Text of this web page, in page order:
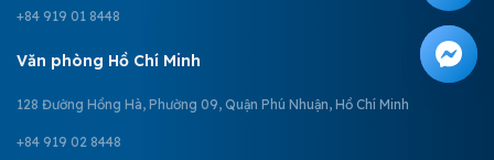
+84 919 01 8448
Văn phòng Hồ Chí Minh
128 Đường Hồng Hà, Phường 09, Quận Phú Nhuận, Hồ Chí Minh
+84 919 02 8448